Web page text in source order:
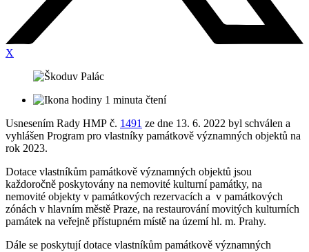
X
1 minuta čtení
Usnesením Rady HMP č. 1491 ze dne 13. 6. 2022 byl schválen a
vyhlášen Program pro vlastníky památkově významných objektů na
rok 2023.
Dotace vlastníkům památkově významných objektů jsou
každoročně poskytovány na nemovité kulturní památky, na
nemovité objekty v památkových rezervacích a v památkových
zónách v hlavním městě Praze, na restaurování movitých kulturních
památek na veřejně přístupném místě na území hl. m. Prahy.
Dále se poskytují dotace vlastníkům památkově významných